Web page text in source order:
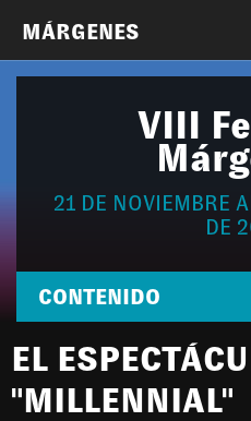
MÁRGENES
VIII
21 DE NOVIEMBRE
DE
CONTENIDO
EL
"MILLENNIAL"